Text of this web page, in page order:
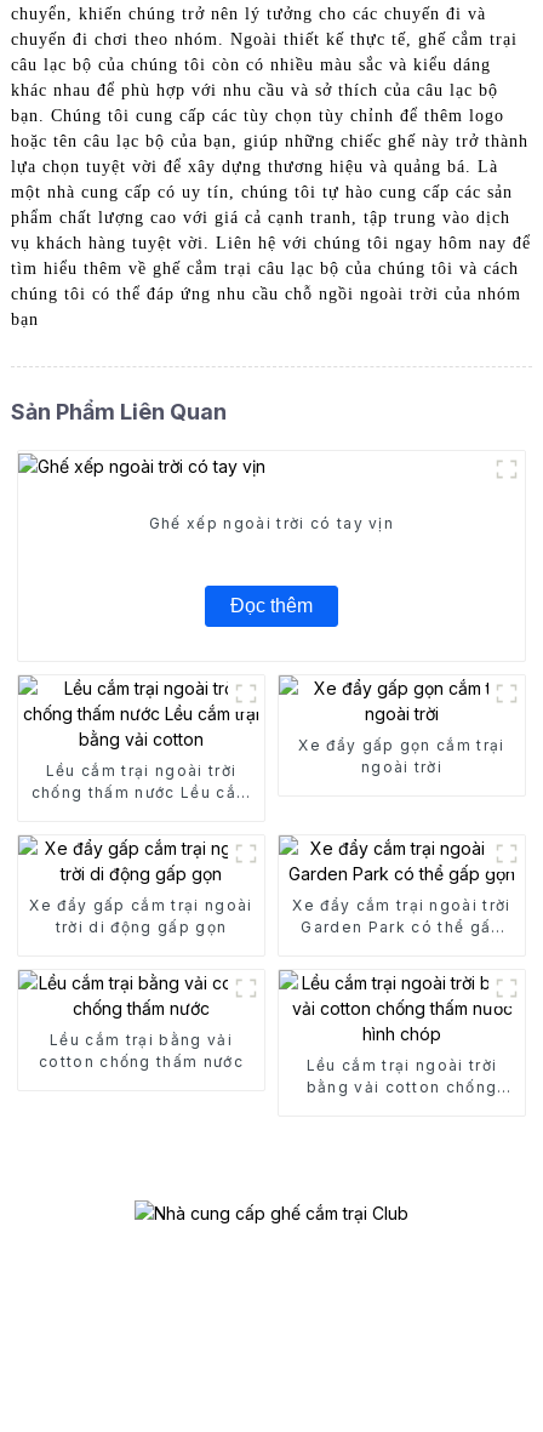
chuyển, khiến chúng trở nên lý tưởng cho các chuyến đi và
chuyến đi chơi theo nhóm. Ngoài thiết kế thực tế, ghế cắm trại
câu lạc bộ của chúng tôi còn có nhiều màu sắc và kiểu dáng
khác nhau để phù hợp với nhu cầu và sở thích của câu lạc bộ
bạn. Chúng tôi cung cấp các tùy chọn tùy chỉnh để thêm logo
hoặc tên câu lạc bộ của bạn, giúp những chiếc ghế này trở thành
lựa chọn tuyệt vời để xây dựng thương hiệu và quảng bá. Là
một nhà cung cấp có uy tín, chúng tôi tự hào cung cấp các sản
phẩm chất lượng cao với giá cả cạnh tranh, tập trung vào dịch
vụ khách hàng tuyệt vời. Liên hệ với chúng tôi ngay hôm nay để
tìm hiểu thêm về ghế cắm trại câu lạc bộ của chúng tôi và cách
chúng tôi có thể đáp ứng nhu cầu chỗ ngồi ngoài trời của nhóm
bạn
Sản Phẩm Liên Quan
Ghế xếp ngoài trời có tay vịn
Đọc thêm
Lều cắm trại ngoài trời
chống thấm nước Lều cắm
Xe đẩy gấp gọn cắm trại
ngoài trời
Xe đẩy gấp cắm trại ngoài
trời di động gấp gọn
Xe đẩy cắm trại ngoài trời
Garden Park có thể gấp
Lều cắm trại bằng vải
cotton chống thấm nước
Lều cắm trại ngoài trời
bằng vải cotton chống